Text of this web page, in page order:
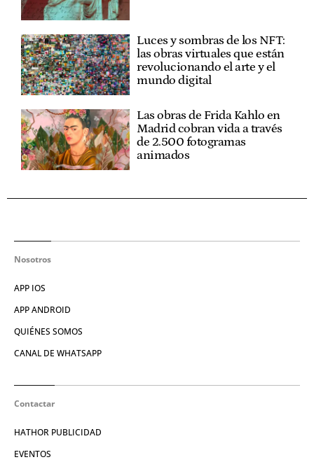
Luces y sombras de los NFT:
las obras virtuales que están
revolucionando el arte y el
mundo digital
Las obras de Frida Kahlo en
Madrid cobran vida a través
de 2.500 fotogramas
animados
Nosotros
APP IOS
APP ANDROID
QUIÉNES SOMOS
CANAL DE WHATSAPP
Contactar
HATHOR PUBLICIDAD
EVENTOS